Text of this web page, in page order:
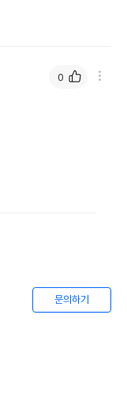
0
문의하기